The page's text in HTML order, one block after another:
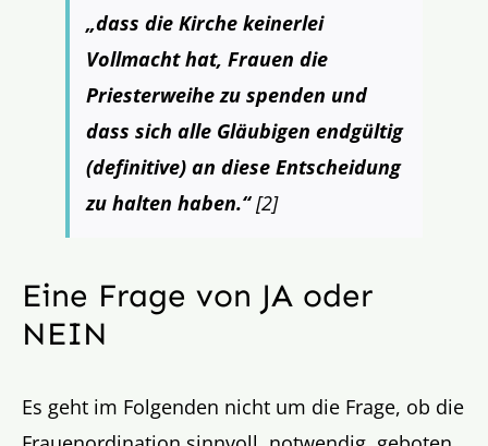
„dass die Kirche keinerlei
Vollmacht hat, Frauen die
Priesterweihe zu spenden und
dass sich alle Gläubigen endgültig
(definitive) an diese Entscheidung
zu halten haben.“[2]
Eine Frage von JA oder
NEIN
Es geht im Folgenden nicht um die Frage, ob die